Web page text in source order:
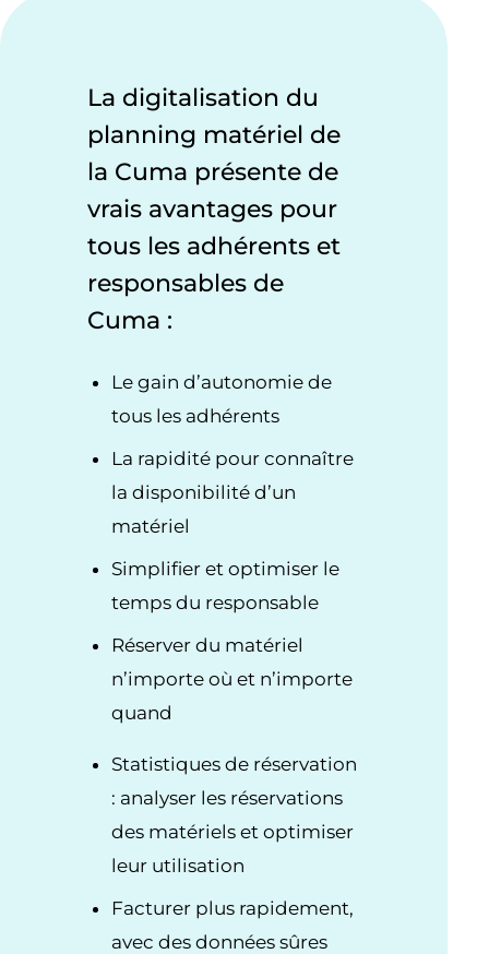
La digitalisation du
planning matériel de
la Cuma présente de
vrais avantages pour
tous les adhérents et
responsables de
Cuma :
Le gain d’autonomie de
tous les adhérents
La rapidité pour connaître
la disponibilité d’un
matériel
Simplifier et optimiser le
temps du responsable
Réserver du matériel
n’importe où et n’importe
quand
Statistiques de réservation
: analyser les réservations
des matériels et optimiser
leur utilisation
Facturer plus rapidement,
avec des données sûres